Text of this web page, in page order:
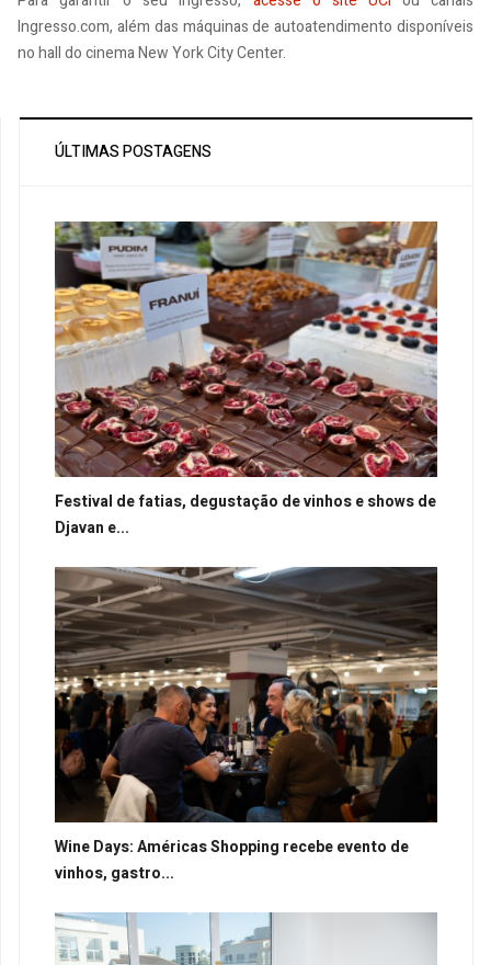
Ingresso.com, além das máquinas de autoatendimento disponíveis
no hall do cinema New York City Center.
ÚLTIMAS POSTAGENS
Festival de fatias, degustação de vinhos e shows de
Djavan e...
Wine Days: Américas Shopping recebe evento de
vinhos, gastro...